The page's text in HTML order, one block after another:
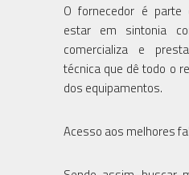
O fornecedor é parte
estar em sintonia
comercializa e
técnica que dê todo o
dos equipamentos.
Acesso aos melhores